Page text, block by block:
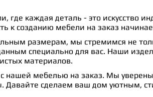
где каждая деталь - это искусство
к созданию мебели на заказ
размерам, мы стремимся не
специально для вас. Наши
материалов.
нашей мебелью на заказ. Мы
Давайте сделаем ваш дом уютным,